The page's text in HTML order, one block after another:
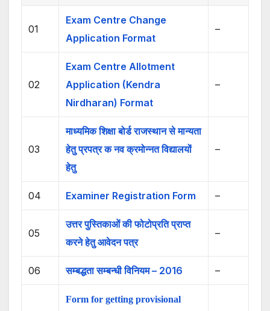
01
Exam Centre Change
Application Format
–
02
Exam Centre Allotment
Application (Kendra
Nirdharan) Format
–
03
माध्यमिक शिक्षा बोर्ड राजस्थान से मान्यता
हेतु प्रपत्र क नव क्रमोन्नत विद्यालयों
हेतु
–
04 Examiner Registration Form –
05
उत्तर पुस्तिकाओं की फोटोप्रति प्राप्त
करने हेतु आवेदन पत्र
–
06 सम्बद्धता सम्बन्धी विनियम – 2016 –
Form for getting provisional